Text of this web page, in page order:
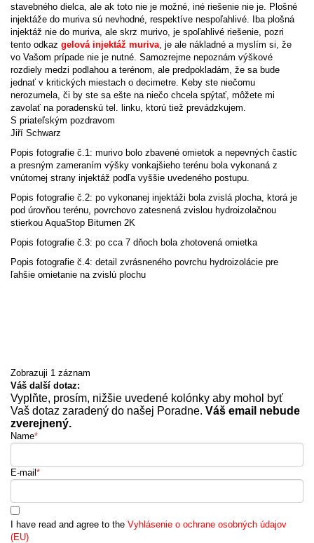
stavebného dielca, ale ak toto nie je možné, iné riešenie nie je. Plošné
injektáže do muriva sú nevhodné, respektíve nespoľahlivé. Iba plošná
injektáž nie do muriva, ale skrz murivo, je spoľahlivé riešenie, pozri
tento odkaz gelová injektáž muriva, je ale nákladné a myslím si, že
vo Vašom prípade nie je nutné. Samozrejme nepoznám výškové
rozdiely medzi podlahou a terénom, ale predpokladám, že sa bude
jednať v kritických miestach o decimetre. Keby ste niečomu
nerozumela, či by ste sa ešte na niečo chcela spýtať, môžete mi
zavolať na poradenskú tel. linku, ktorú tiež prevádzkujem.
S priateľským pozdravom
Jiří Schwarz
Popis fotografie č.1: murivo bolo zbavené omietok a nepevných častíc
a presným zameraním výšky vonkajšieho terénu bola vykonaná z
vnútornej strany injektáž podľa vyššie uvedeného postupu.
Popis fotografie č.2: po vykonanej injektáži bola zvislá plocha, ktorá je
pod úrovňou terénu, povrchovo zatesnená zvislou hydroizolačnou
stierkou AquaStop Bitumen 2K
Popis fotografie č.3: po cca 7 dňoch bola zhotovená omietka
Popis fotografie č.4: detail zvrásneného povrchu hydroizolácie pre
ľahšie omietanie na zvislú plochu
Zobrazuji 1 záznam
Váš další dotaz:
Vyplňte, prosím, nižšie uvedené kolónky aby mohol byť
Vaš dotaz zaradený do našej Poradne. Váš email nebude
zverejnený.
Name*
E-mail *
I have read and agree to the Vyhlásenie o ochrane osobných údajov
(EU)